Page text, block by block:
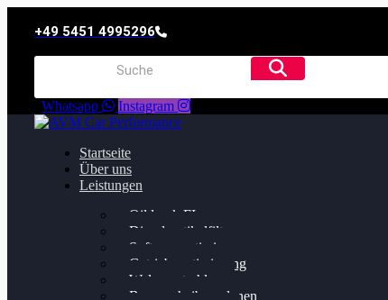
+49 5451 4995296
Whatsapp Instagram
Startseite
Über uns
Leistungen
Oildruck FIx
Dieselpartikelfilter
Softwareoptimierung
Getriebeoptimierung
Walnussstrahlen
Bremsscheiben planen